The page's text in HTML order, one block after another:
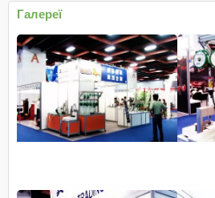
Галереї